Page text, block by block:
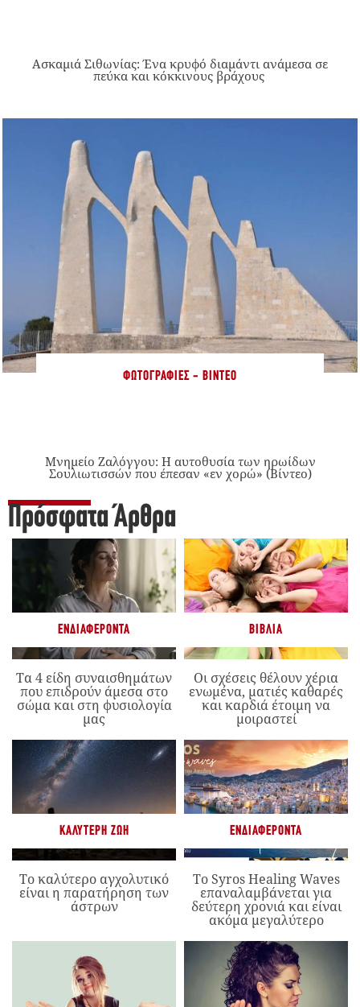
Ασκαμιά Σιθωνίας: Ένα κρυφό διαμάντι ανάμεσα σε
πεύκα και κόκκινους βράχους
ΦΩΤΟΓΡΑΦΊΕΣ - ΒΊΝΤΕΟ
Μνημείο Ζαλόγγου: Η αυτοθυσία των ηρωίδων
Σουλιωτισσών που έπεσαν «εν χορώ» (Βίντεο)
Πρόσφατα Άρθρα
ΕΝΔΙΑΦΈΡΟΝΤΑ
Τα 4 είδη συναισθημάτων
που επιδρούν άμεσα στο
σώμα και στη φυσιολογία
μας
ΒΙΒΛΊΑ
Οι σχέσεις θέλουν χέρια
ενωμένα, ματιές καθαρές
και καρδιά έτοιμη να
μοιραστεί
ΚΑΛΎΤΕΡΗ ΖΩΉ
Το καλύτερο αγχολυτικό
είναι η παρατήρηση των
άστρων
ΕΝΔΙΑΦΈΡΟΝΤΑ
Το Syros Healing Waves
επαναλαμβάνεται για
δεύτερη χρονιά και είναι
ακόμα μεγαλύτερο